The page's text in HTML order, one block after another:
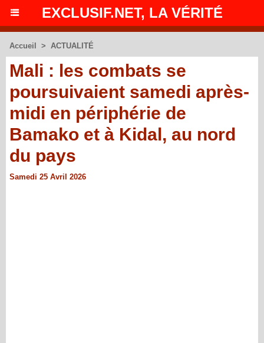
EXCLUSIF.NET, LA VÉRITÉ
Accueil > ACTUALITÉ
Mali : les combats se
poursuivaient samedi après-
midi en périphérie de
Bamako et à Kidal, au nord
du pays
Samedi 25 Avril 2026